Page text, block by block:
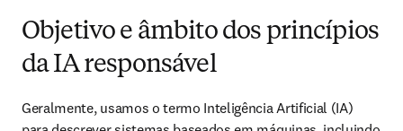
Objetivo e âmbito dos princípios
da IA responsável
Geralmente, usamos o termo Inteligência Artificial (IA)